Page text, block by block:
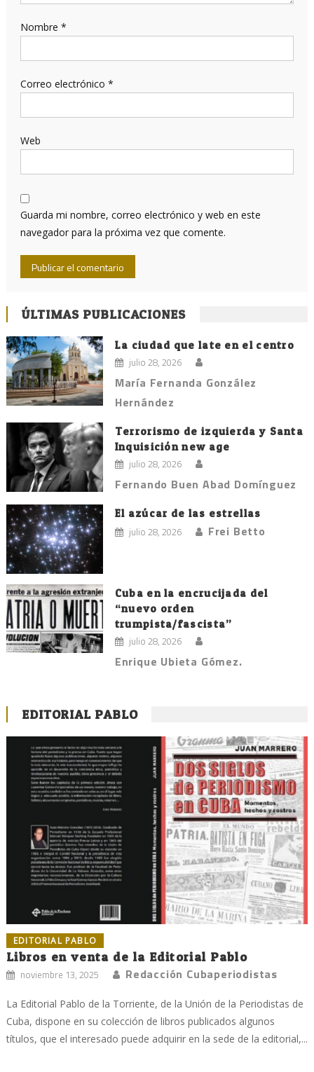
Nombre *
Correo electrónico *
Web
Guarda mi nombre, correo electrónico y web en este
navegador para la próxima vez que comente.
ÚLTIMAS PUBLICACIONES
La ciudad que late en el centro
julio 28, 2026
María Fernanda González
Hernández
Terrorismo de izquierda y Santa
Inquisición new age
julio 28, 2026
Fernando Buen Abad Domínguez
El azúcar de las estrellas
julio 28, 2026 Frei Betto
Cuba en la encrucijada del
“nuevo orden
trumpista/fascista”
julio 28, 2026
Enrique Ubieta Gómez.
EDITORIAL PABLO
EDITORIAL PABLO
Libros en venta de la Editorial Pablo
noviembre 13, 2025 Redacción Cubaperiodistas
La Editorial Pablo de la Torriente, de la Unión de la Periodistas de
Cuba, dispone en su colección de libros publicados algunos
títulos, que el interesado puede adquirir en la sede de la editorial,...